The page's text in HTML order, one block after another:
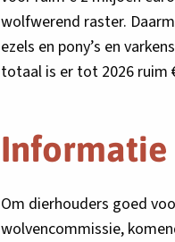
wolfwerend raster.
ezels en pony’s en
totaal is er tot 2026 ruim
Om dierhouders goed
wolvencommissie,